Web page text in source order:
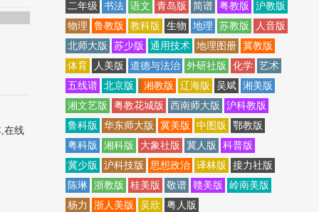
在线
二年级
书法 语文 青岛版 简谱 粤教版
沪教版
物理
鲁教版 教科版 生物 地理 苏教版
人音版
北师大版
苏少版 通用技术 地理图册
冀教版
体育
人美版 道德与法治 外研社版 化学
艺术
五线谱
北京版 湘教版 辽海版 吴斌
湘美版
湘文艺版
粤教花城版 西南师大版
沪科教版
鲁科版
华东师大版 冀美版 中图版
鄂教版
粤科版
湘科版 大象社版 冀人版
科普版
冀少版
沪科技版 思想政治 译林版
接力社版
陈琳
浙教版 桂美版 敬谱 赣美版
岭南美版
杨力
浙人美版 吴欣 粤人版